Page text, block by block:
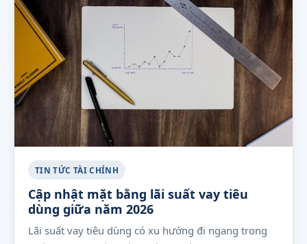
TIN TỨC TÀI CHÍNH
Cập nhật mặt bằng lãi suất vay tiêu
dùng giữa năm 2026
Lãi suất vay tiêu dùng có xu hướng đi ngang trong